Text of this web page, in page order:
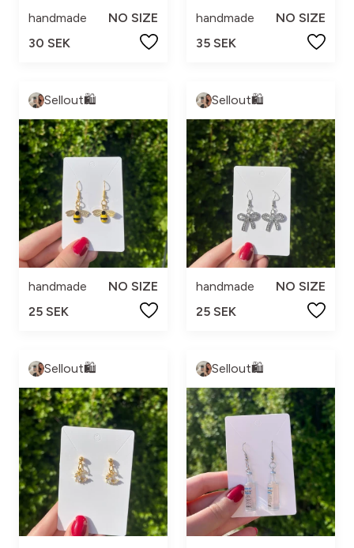
handmade
NO SIZE
30 SEK
handmade
NO SIZE
35 SEK
Sellout🛍️
handmade
NO SIZE
25 SEK
Sellout🛍️
handmade
NO SIZE
25 SEK
Sellout🛍️ Sellout🛍️